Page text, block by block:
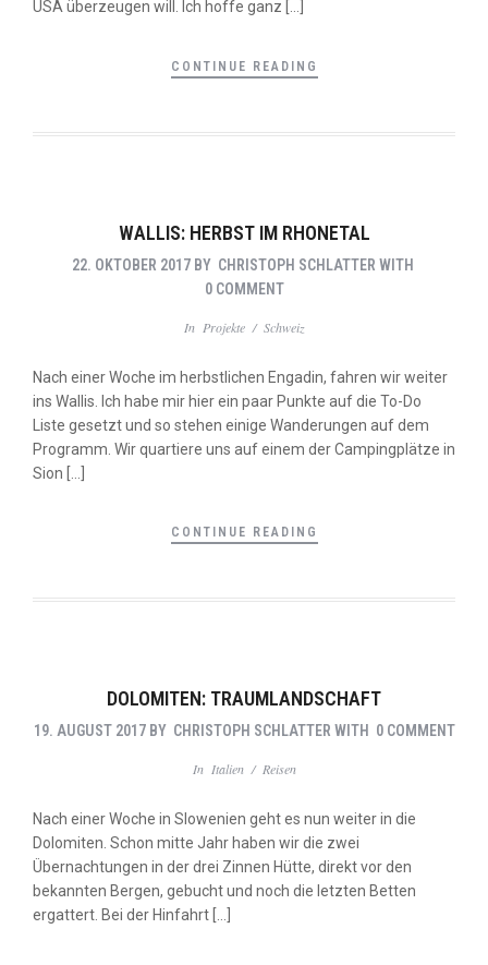
USA überzeugen will. Ich hoffe ganz […]
CONTINUE READING
WALLIS: HERBST IM RHONETAL
22. OKTOBER 2017 BY CHRISTOPH SCHLATTER WITH
0 COMMENT
In Projekte/ Schweiz
Nach einer Woche im herbstlichen Engadin, fahren wir weiter
ins Wallis. Ich habe mir hier ein paar Punkte auf die To-Do
Liste gesetzt und so stehen einige Wanderungen auf dem
Programm. Wir quartiere uns auf einem der Campingplätze in
Sion […]
CONTINUE READING
DOLOMITEN: TRAUMLANDSCHAFT
19. AUGUST 2017 BY CHRISTOPH SCHLATTER WITH 0 COMMENT
In Italien/ Reisen
Nach einer Woche in Slowenien geht es nun weiter in die
Dolomiten. Schon mitte Jahr haben wir die zwei
Übernachtungen in der drei Zinnen Hütte, direkt vor den
bekannten Bergen, gebucht und noch die letzten Betten
ergattert. Bei der Hinfahrt […]